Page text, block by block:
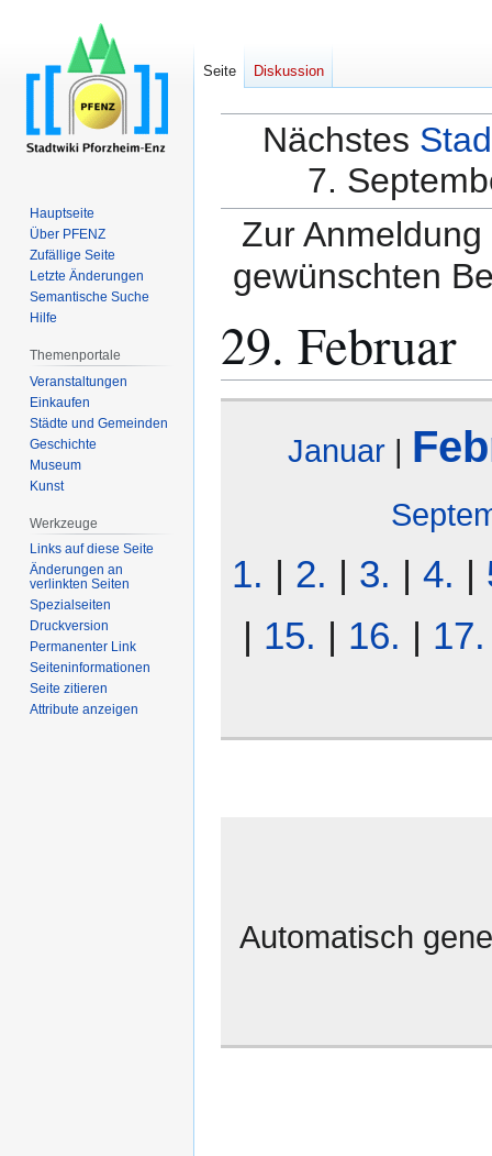
Nächstes
7.
Zur
gewünschten
29. Februar
Januar|
1. | 2. | 3. | 4. |
| 15. | 16. | 17.
Automatisch
Seite Diskussion
Hauptseite
Über PFENZ
Zufällige Seite
Letzte Änderungen
Semantische Suche
Hilfe
Themenportale
Veranstaltungen
Einkaufen
Städte und Gemeinden
Geschichte
Museum
Kunst
Werkzeuge
Links auf diese Seite
Änderungen an
verlinkten Seiten
Spezialseiten
Druckversion
Permanenter Link
Seiten­­informationen
Seite zitieren
Attribute anzeigen